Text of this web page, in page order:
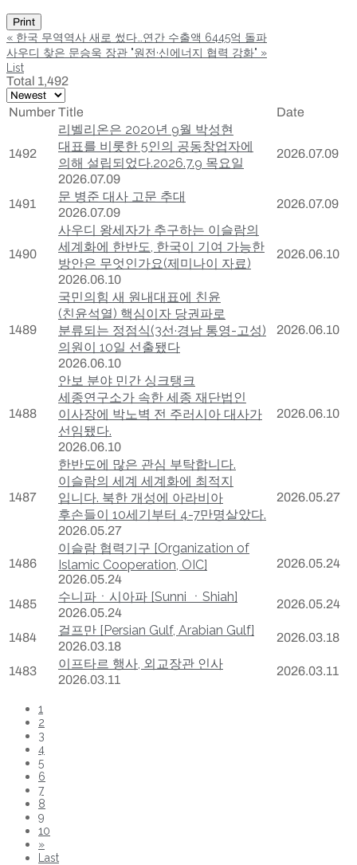
Print
« 한국 무역역사 새로 썼다…연간 수출액 6445억 돌파
사우디 찾은 문승욱 장관 "원전·신에너지 협력 강화" »
List
Total 1,492
Number Title Date
1492
리벨리온은 2020년 9월 박성현
대표를 비롯한 5인의 공동창업자에
의해 설립되었다.2026.7.9 목요일
2026.07.09
2026.07.09
1491 문 병준 대사 고문 추대
2026.07.09
2026.07.09
1490
사우디 왕세자가 추구하는 이슬람의
세계화에 한반도, 한국이 기여 가능한
방안은 무엇인가요(제미나이 자료)
2026.06.10
2026.06.10
1489
국민의힘 새 원내대표에 친윤
(친윤석열) 핵심이자 당권파로
분류되는 정점식(3선·경남 통영-고성)
의원이 10일 선출됐다
2026.06.10
2026.06.10
1488
안보 분야 민간 싱크탱크
세종연구소가 속한 세종 재단법인
이사장에 박노벽 전 주러시아 대사가
선임됐다.
2026.06.10
2026.06.10
1487
한반도에 많은 관심 부탁합니다.
이슬람의 세계 세계화에 최적지
입니다. 북한 개성에 아라비아
후손들이 10세기부터 4-7만명살았다.
2026.05.27
2026.05.27
1486
이슬람 협력기구 [Organization of
Islamic Cooperation, OIC]
2026.05.24
2026.05.24
1485 수니파ㆍ시아파 [Sunni ㆍShiah]
2026.05.24
2026.05.24
1484 걸프만 [Persian Gulf, Arabian Gulf]
2026.03.18
2026.03.18
1483 이프타르 행사, 외교장관 인사
2026.03.11
2026.03.11
1
2
3
4
5
6
7
8
9
10
»
Last